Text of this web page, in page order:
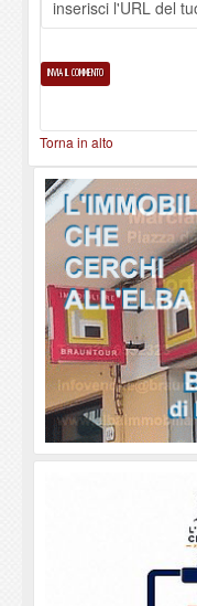
Torna in alto